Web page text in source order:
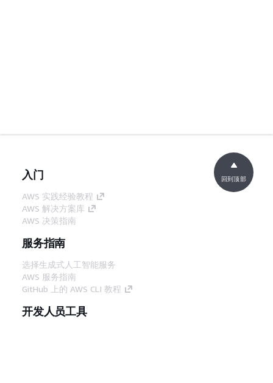
入门
AWS 实践经验教程
AWS 解决方案库
AWS 决策指南
服务指南
选择生成式人工智能服务
AWS 服务指南
GitHub 上的 AWS CLI 教程
开发人员工具
回到顶部